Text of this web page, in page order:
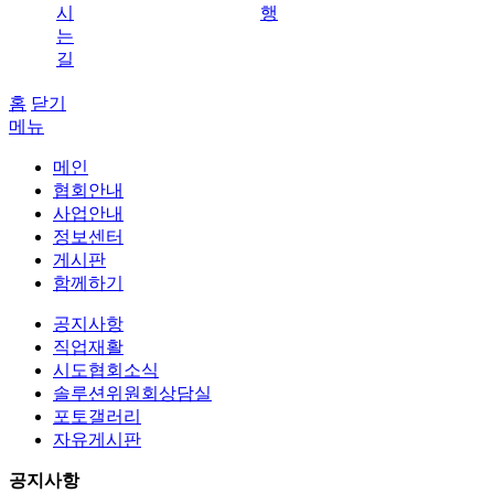
시
는
길
행
홈 닫기
메뉴
메인
협회안내
사업안내
정보센터
게시판
함께하기
공지사항
직업재활
시도협회소식
솔루션위원회상담실
포토갤러리
자유게시판
공지사항